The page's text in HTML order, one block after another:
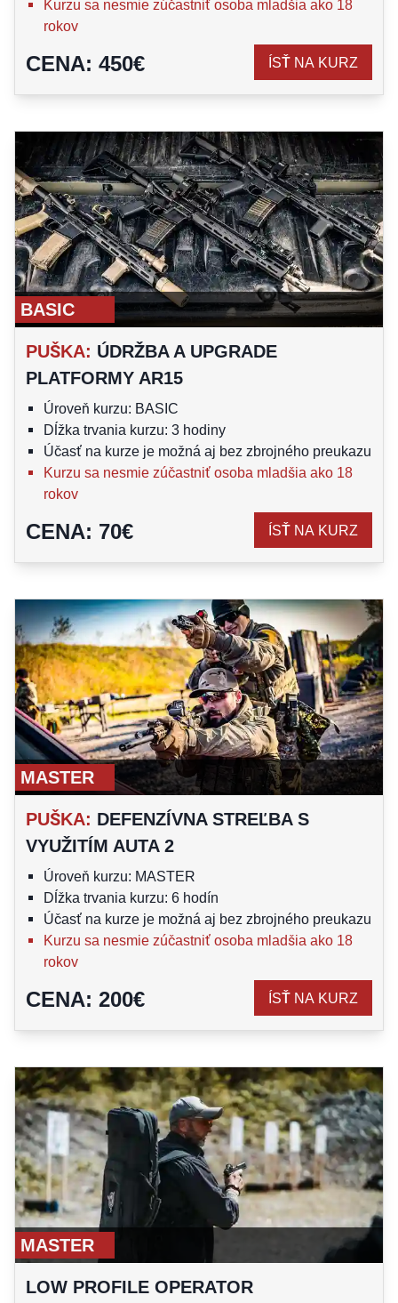
Kurzu sa nesmie zúčastniť osoba mladšia ako 18
rokov
CENA: 450€ ÍSŤ NA KURZ
BASIC
PUŠKA: ÚDRŽBA A UPGRADE
PLATFORMY AR15
Úroveň kurzu: BASIC
Dĺžka trvania kurzu: 3 hodiny
Účasť na kurze je možná aj bez zbrojného preukazu
Kurzu sa nesmie zúčastniť osoba mladšia ako 18
rokov
CENA: 70€ ÍSŤ NA KURZ
MASTER
PUŠKA: DEFENZÍVNA STREĽBA S
VYUŽITÍM AUTA 2
Úroveň kurzu: MASTER
Dĺžka trvania kurzu: 6 hodín
Účasť na kurze je možná aj bez zbrojného preukazu
Kurzu sa nesmie zúčastniť osoba mladšia ako 18
rokov
CENA: 200€ ÍSŤ NA KURZ
MASTER
LOW PROFILE OPERATOR